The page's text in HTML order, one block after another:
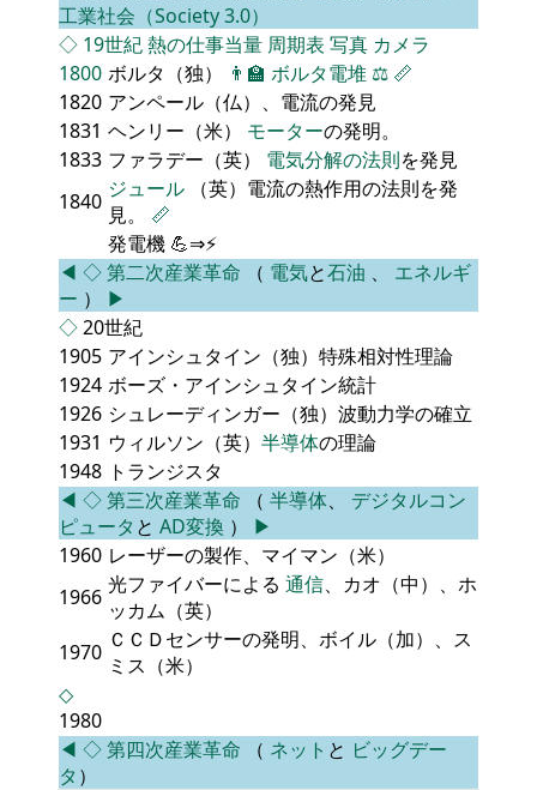
工業社会（Society 3.0）
◇ 19世紀熱の仕事当量 周期表 写真 カメラ
1800 ボルタ（独） 👨‍🏫 ボルタ電堆 ⚖️ 📏
1820 アンペール（仏）、電流の発見
1831 ヘンリー（米） モーターの発明。
1833 ファラデー（英） 電気分解の法則を発見
1840 ジュール （英）電流の熱作用の法則を発
見。 📏
発電機 💪⇒⚡
◀ ◇第二次産業革命 （ 電気と石油 、 エネルギ
ー ） ▶
◇20世紀
1905 アインシュタイン（独）特殊相対性理論
1924 ボーズ・アインシュタイン統計
1926 シュレーディンガー（独）波動力学の確立
1931 ウィルソン（英） 半導体の理論
1948 トランジスタ
◀ ◇第三次産業革命 （ 半導体、 デジタルコン
ピュータ と AD変換 ） ▶
1960 レーザーの製作、マイマン（米）
1966 光ファイバーによる 通信、カオ（中）、ホ
ッカム（英）
1970 ＣＣＤセンサーの発明、ボイル（加）、ス
ミス（米）
◇
1980
◀ ◇第四次産業革命 （ ネット と ビッグデー
タ ）